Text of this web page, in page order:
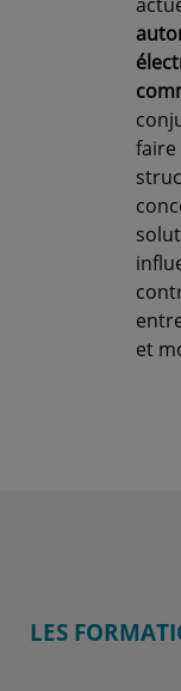
faire
et
LES